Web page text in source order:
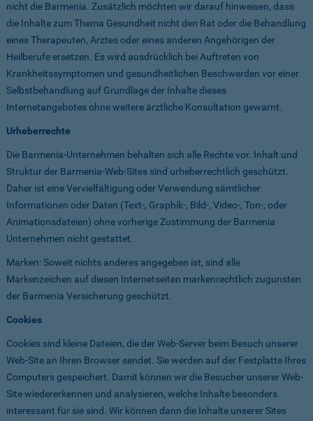
nicht die Barmenia. Zusätzlich möchten wir darauf hinweisen, dass
die Inhalte zum Thema Gesundheit nicht den Rat oder die Behandlung
eines Therapeuten, Arztes oder eines anderen Angehörigen der
Heilberufe ersetzen. Es wird ausdrücklich bei Auftreten von
Krankheitssymptomen und gesundheitlichen Beschwerden vor einer
Selbstbehandlung auf Grundlage der Inhalte dieses
Internetangebotes ohne weitere ärztliche Konsultation gewarnt.
Urheberrechte
Die Barmenia-Unternehmen behalten sich alle Rechte vor. Inhalt und
Struktur der Barmenia-Web-Sites sind urheberrechtlich geschützt.
Daher ist eine Vervielfältigung oder Verwendung sämtlicher
Informationen oder Daten (Text-, Graphik-, Bild-, Video-, Ton-, oder
Animationsdateien) ohne vorherige Zustimmung der Barmenia
Unternehmen nicht gestattet.
Marken: Soweit nichts anderes angegeben ist, sind alle
Markenzeichen auf diesen Internetseiten markenrechtlich zugunsten
der Barmenia Versicherung geschützt.
Cookies
Cookies sind kleine Dateien, die der Web-Server beim Besuch unserer
Web-Site an Ihren Browser sendet. Sie werden auf der Festplatte Ihres
Computers gespeichert. Damit können wir die Besucher unserer Web-
Site wiedererkennen und analysieren, welche Inhalte besonders
interessant für sie sind. Wir können dann die Inhalte unserer Sites